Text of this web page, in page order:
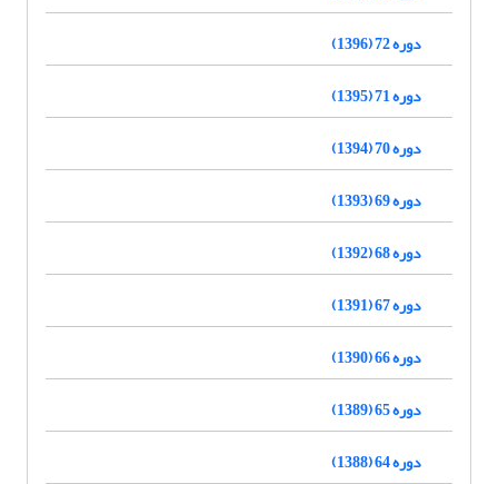
دوره 72 (1396)
دوره 71 (1395)
دوره 70 (1394)
دوره 69 (1393)
دوره 68 (1392)
دوره 67 (1391)
دوره 66 (1390)
دوره 65 (1389)
دوره 64 (1388)